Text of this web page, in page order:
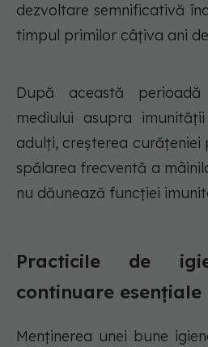
dezvoltare semnificativă
timpul primilor câțiva ani
După această
mediului asupra
adulți, creșterea
spălarea frecventă a
nu dăunează funcției
Practicile de
continuare esențiale
Menținerea unei bune